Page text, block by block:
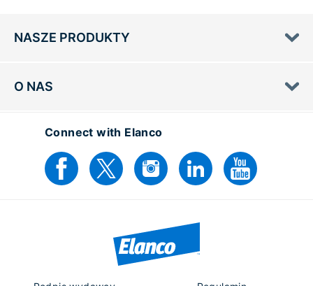
NASZE PRODUKTY
O NAS
Connect with Elanco